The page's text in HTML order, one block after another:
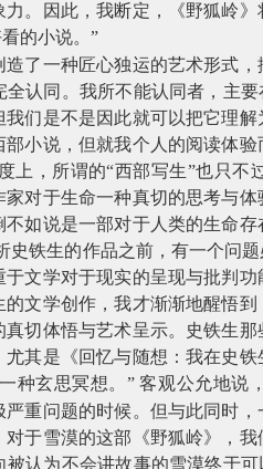
。因此，我断定，《野狐岭
的小说。”
了一种匠心独运的艺术形式
认同。我所不能认同者，主要
们是不是因此就可以把它理
小说，但就我个人的阅读体
上，所谓的“西部写生”也只
对于生命一种真切的思考与
如说是一部对于人类的生命
铁生的作品之前，有一个问
文学对于现实的呈现与批判
文学创作，我才渐渐地醒悟
切体悟与艺术呈示。史铁生
其是《回忆与随想：我在史
种玄思冥想。” 客观公允地说
重问题的时候。但与此同时
于雪漠的这部《野狐岭》，
认为不会讲故事的雪漠终于